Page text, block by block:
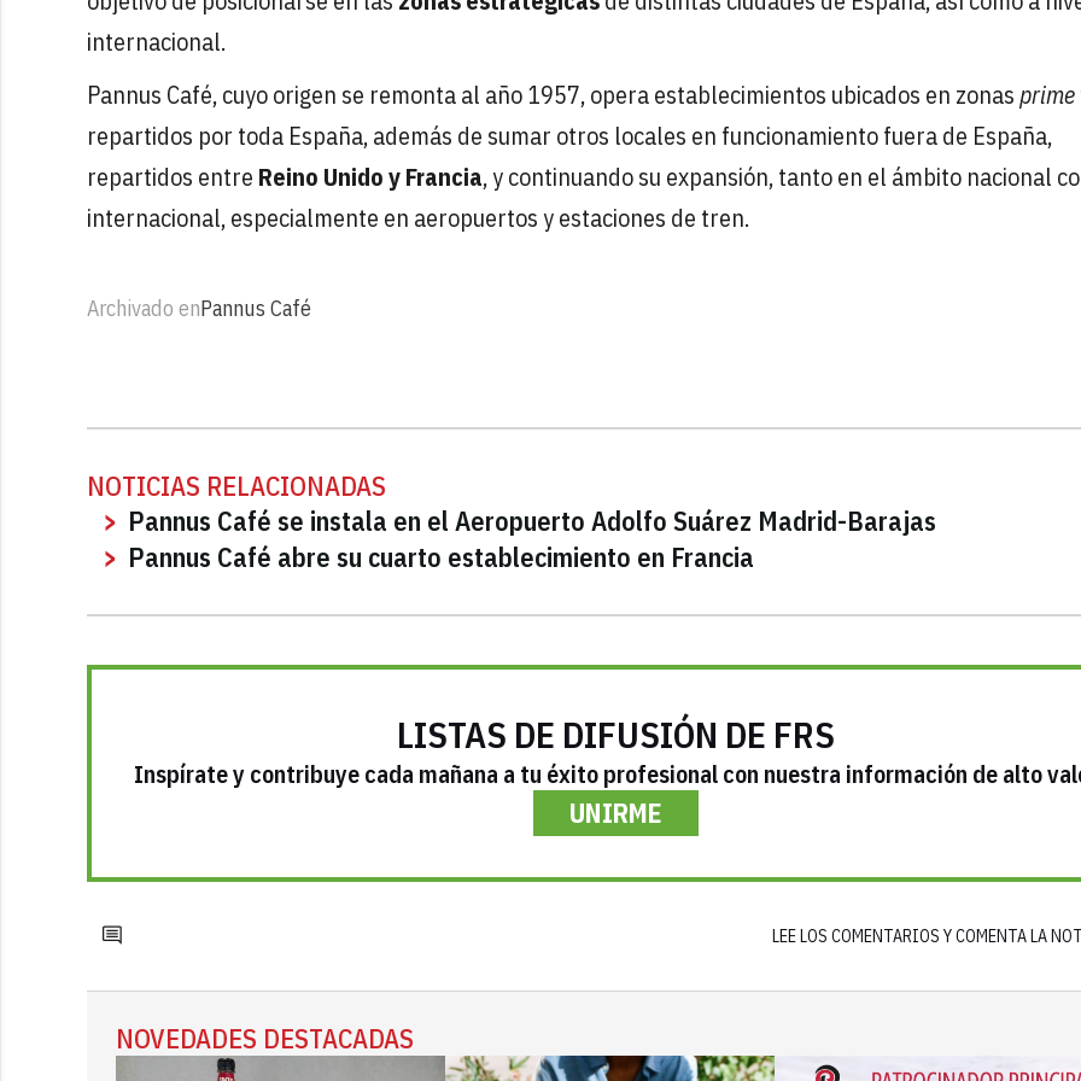
internacional.
Pannus Café, cuyo origen se remonta al año 1957, opera establecimientos ubicados en zonasprime
repartidos por toda España, además de sumar otros locales en funcionamiento fuera de España,
repartidos entre Reino Unido y Francia, y continuando su expansión, tanto en el ámbito nacional
internacional, especialmente en aeropuertos y estaciones de tren.
Archivado enPannus Café
NOTICIAS RELACIONADAS
Pannus Café se instala en el Aeropuerto Adolfo Suárez Madrid-Barajas
Pannus Café abre su cuarto establecimiento en Francia
LISTAS DE DIFUSIÓN DE FRS
Inspírate y contribuye cada mañana a tu éxito profesional con nuestra información de alto
UNIRME
LEE LOS COMENTARIOS Y COMENTA LA
NOVEDADES DESTACADAS